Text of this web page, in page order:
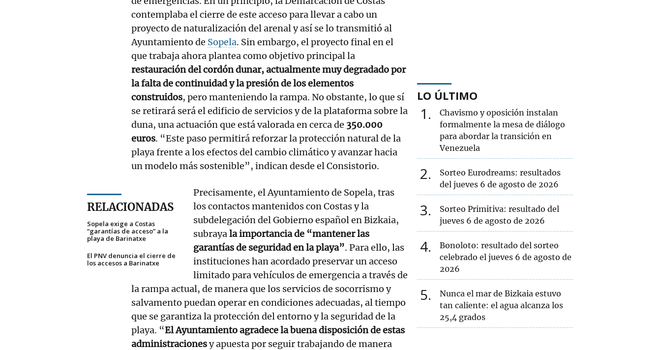
contemplaba el cierre de este acceso para llevar a cabo un
proyecto de naturalización del arenal y así se lo transmitió al
Ayuntamiento de Sopela. Sin embargo, el proyecto final en el
que trabaja ahora plantea como objetivo principal la
restauración del cordón dunar, actualmente muy degradado por
la falta de continuidad y la presión de los elementos
construidos, pero manteniendo la rampa. No obstante, lo que sí
se retirará será el edificio de servicios y de la plataforma sobre la
duna, una actuación que está valorada en cerca de 350.000
euros. “Este paso permitirá reforzar la protección natural de la
playa frente a los efectos del cambio climático y avanzar hacia
un modelo más sostenible”, indican desde el Consistorio.
RELACIONADAS
Sopela exige a Costas
“garantías de acceso” a la
playa de Barinatxe
El PNV denuncia el cierre de
los accesos a Barinatxe
Precisamente, el Ayuntamiento de Sopela, tras
los contactos mantenidos con Costas y la
subdelegación del Gobierno español en Bizkaia,
subrayala importancia de “mantener las
garantías de seguridad en la playa”. Para ello, las
instituciones han acordado preservar un acceso
limitado para vehículos de emergencia a través de
la rampa actual, de manera que los servicios de socorrismo y
salvamento puedan operar en condiciones adecuadas, al tiempo
que se garantiza la protección del entorno y la seguridad de la
playa. “El Ayuntamiento agradece la buena disposición de estas
administracionesy apuesta por seguir trabajando de manera
LO ÚLTIMO
1
Chavismo y oposición instalan
formalmente la mesa de diálogo
para abordar la transición en
Venezuela
2
Sorteo Eurodreams: resultados
del jueves 6 de agosto de 2026
3
Sorteo Primitiva: resultado del
jueves 6 de agosto de 2026
4
Bonoloto: resultado del sorteo
celebrado el jueves 6 de agosto de
2026
5
Nunca el mar de Bizkaia estuvo
tan caliente: el agua alcanza los
25,4 grados